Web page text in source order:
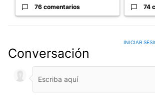
76 comentarios 74
Conversación
INICIAR